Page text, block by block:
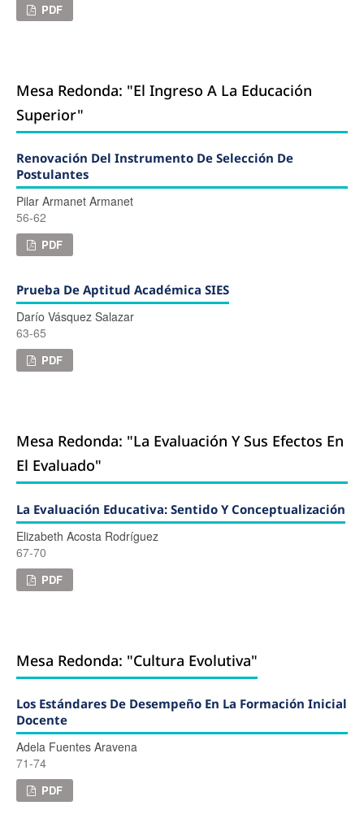
PDF
Mesa Redonda: "El Ingreso A La Educación
Superior"
Renovación Del Instrumento De Selección De
Postulantes
Pilar Armanet Armanet
56-62
PDF
Prueba De Aptitud Académica SIES
Darío Vásquez Salazar
63-65
PDF
Mesa Redonda: "La Evaluación Y Sus Efectos En
El Evaluado"
La Evaluación Educativa: Sentido Y Conceptualización
Elizabeth Acosta Rodríguez
67-70
PDF
Mesa Redonda: "Cultura Evolutiva"
Los Estándares De Desempeño En La Formación Inicial
Docente
Adela Fuentes Aravena
71-74
PDF